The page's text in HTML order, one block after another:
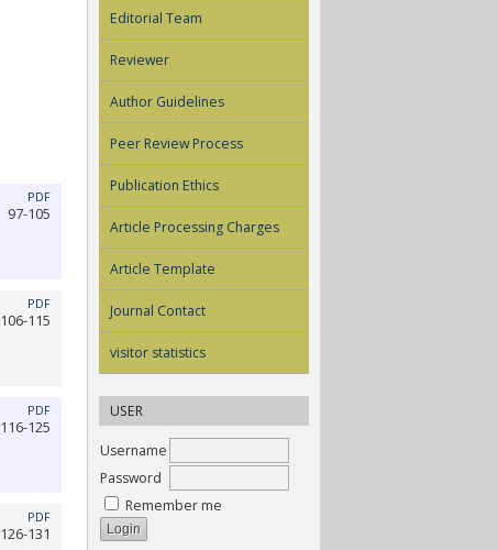
Editorial Team
Reviewer
Author Guidelines
Peer Review Process
Publication Ethics
Article Processing Charges
Article Template
Journal Contact
visitor statistics
USER
Username
Password
Remember me
PDF
97-105
PDF
106-115
PDF
116-125
PDF
126-131